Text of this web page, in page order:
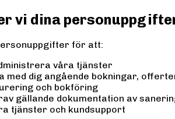
vi dina
för att:
våra tjänster
med dig angående bokningar,
och bokföring
gällande dokumentation av
tjänster och kundsupport